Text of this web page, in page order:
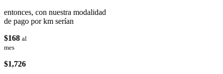
entonces, con nuestra modalidad
de pago por km serían
$168 al
mes
$1,726